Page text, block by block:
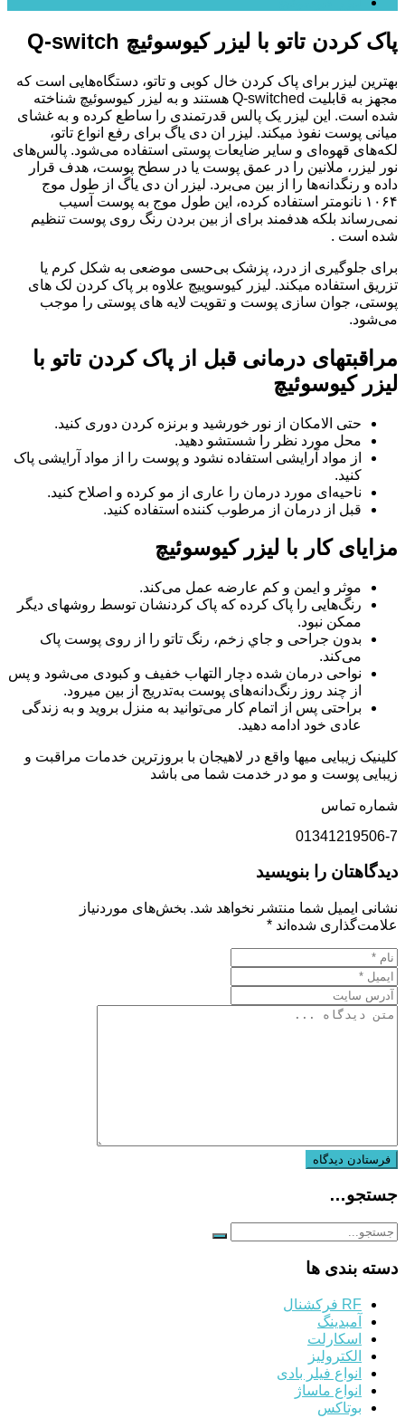
پاک کردن تاتو با لیزر کیوسوئیچ Q-switch
بهترین لیزر برای پاک کردن خال کوبی و تاتو، دستگاه‌هایی است که
مجهز به قابلیت Q-switched هستند و به لیزر کیوسوئیچ شناخته
شده است. این لیزر یک پالس قدرتمندی را ساطع کرده و به غشای
میانی پوست نفوذ میکند. لیزر ان دی یاگ برای رفع انواع تاتو،
لکه‌های قهوه‌ای و سایر ضایعات پوستی استفاده می‌شود. پالس‌های
نور لیزر، ملانین را در عمق‌ پوست یا در سطح پوست، هدف قرار
داده و رنگدانه‌ها را از بین می‌برد. لیزر ان دی یاگ از طول موج
۱۰۶۴ نانومتر استفاده کرده، این طول موج به پوست آسیب
نمی‌رساند بلکه هدفمند برای از بین بردن رنگ روی پوست تنظیم
شده است .
برای جلوگیری از درد، پزشک بی‌حسی موضعی به شکل کرم یا
تزریق استفاده میکند. لیزر کیوسوییچ علاوه بر پاک کردن لک های
پوستی، جوان سازی پوست و تقویت لایه های پوستی را موجب
می‌شود.
مراقبتهای درمانی قبل از پاک کردن تاتو با
لیزر کیوسوئیچ
حتی الامکان از نور خورشید و برنزه کردن دوری کنید.
محل مورد نظر را شستشو دهید.
از مواد آرایشی استفاده نشود و پوست را از مواد آرایشی پاک
کنید.
ناحیه‌ای مورد درمان را عاری از مو کرده و اصلاح کنید.
قبل از درمان از مرطوب کننده استفاده کنید.
مزایای کار با لیزر کیوسوئیچ
موثر و ایمن و کم عارضه عمل می‌کند.
رنگ‌هایی را پاک کرده که پاک کردنشان توسط روشهای دیگر
ممکن نبود.
بدون جراحی و جاي زخم، رنگ تاتو را از روی پوست پاک
می‌کند.
نواحی درمان شده دچار التهاب خفیف و کبودی می‌شود و پس
از چند روز رنگ‌دانه‌های پوست به‌تدریج از بین میرود.
براحتی پس از اتمام کار می‌توانید به منزل بروید و به زندگی
عادی خود ادامه دهید.
کلینیک زیبایی میها واقع در لاهیجان با بروزترین خدمات مراقبت و
زیبایی پوست و مو در خدمت شما می باشد
شماره تماس
01341219506-7
دیدگاهتان را بنویسید
نشانی ایمیل شما منتشر نخواهد شد. بخش‌های موردنیاز
علامت‌گذاری شده‌اند *
جستجو…
دسته بندی ها
RF فرکشنال
آمبدینگ
اسکارلت
الکترولیز
انواع فیلر بادی
انواع ماساژ
بوتاکس